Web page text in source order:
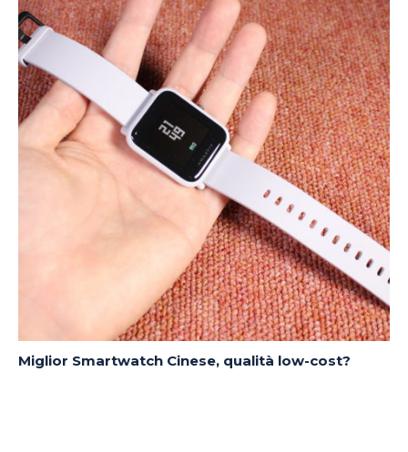
Miglior Smartwatch Cinese, qualità low-cost?